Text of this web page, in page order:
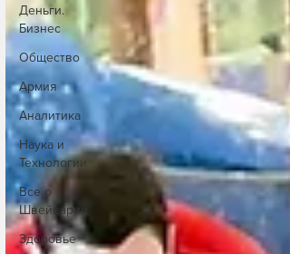
Деньги.
Бизнес
Общество
Армия
Аналитика
Наука и
Технологии
Все о
Швейцарии
Здоровье